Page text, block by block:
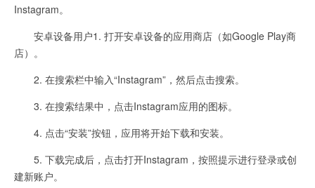
Instagram。
安卓设备用户1. 打开安卓设备的应用商店（如Google Play商
店）。
2. 在搜索栏中输入“Instagram”，然后点击搜索。
3. 在搜索结果中，点击Instagram应用的图标。
4. 点击“安装”按钮，应用将开始下载和安装。
5. 下载完成后，点击打开Instagram，按照提示进行登录或创
建新账户。